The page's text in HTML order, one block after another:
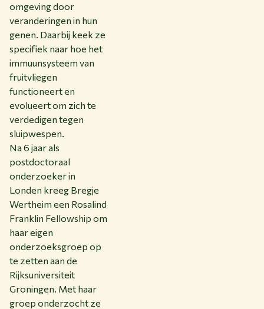
omgeving door
veranderingen in hun
genen. Daarbij keek ze
specifiek naar hoe het
immuunsysteem van
fruitvliegen
functioneert en
evolueert om zich te
verdedigen tegen
sluipwespen.
Na 6 jaar als
postdoctoraal
onderzoeker in
Londen kreeg Bregje
Wertheim een Rosalind
Franklin Fellowship om
haar eigen
onderzoeksgroep op
te zetten aan de
Rijksuniversiteit
Groningen. Met haar
groep onderzocht ze